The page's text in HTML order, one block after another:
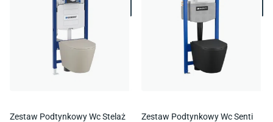
Zestaw Podtynkowy Wc Stelaż
Zestaw Podtynkowy Wc Senti